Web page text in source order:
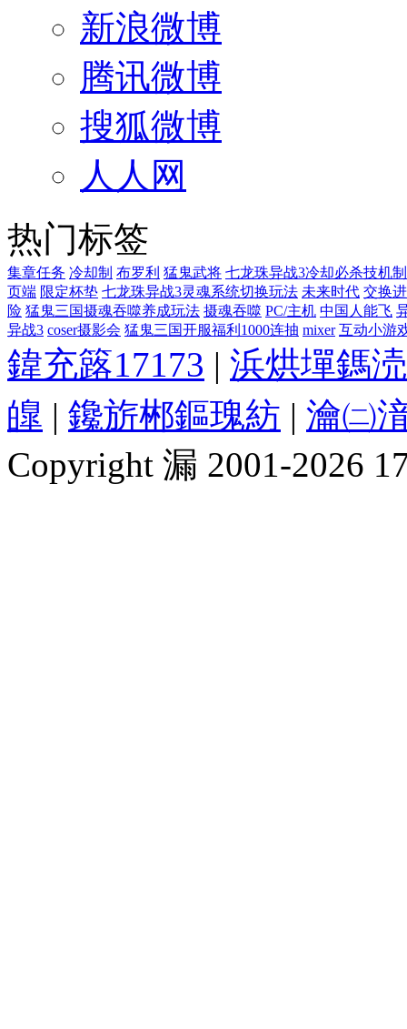
新浪微博
腾讯微博
搜狐微博
人人网
热门标签
集章任务 冷却制 布罗利 猛鬼武将 七龙珠异战3冷却必杀技机制
页端 限定杯垫 七龙珠异战3灵魂系统切换玩法 未来时代 交换
险 猛鬼三国摄魂吞噬养成玩法 摄魂吞噬 PC/主机 中国人能飞
异战3 coser摄影会 猛鬼三国开服福利1000连抽 mixer 互动小游
鍏充簬17173 | 浜烘墠鎷
皥 | 鑱旂郴鏂瑰紡 | 瀹㈡
Copyright 漏 2001-2026